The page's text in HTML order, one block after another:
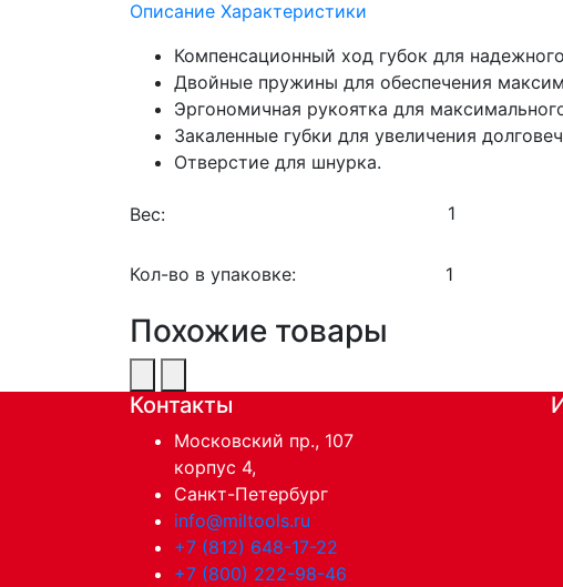
Описание Характеристики
Компенсационный ход губок для
Двойные пружины для обеспечения
Эргономичная рукоятка для
Закаленные губки для увеличения
Отверстие для шнурка.
Вес:
Кол-во в упаковке: 1
Похожие товары
Контакты
Московский пр., 107
корпус 4,
Санкт-Петербург
info@miltools.ru
+7 (812) 648-17-22
+7 (800) 222-98-46